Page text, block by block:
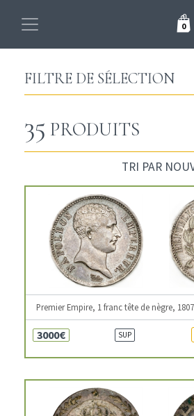
0
FILTRE DE SÉLECTION
35 PRODUITS
Premier Empire, 1 franc tête de nègre,
3000€ SUP